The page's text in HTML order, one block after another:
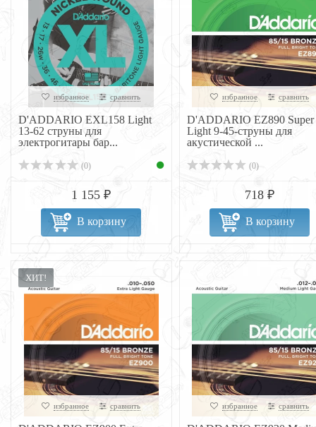
избранное сравнить
D'ADDARIO EXL158 Light
13-62 струны для
электрогитары бар...
(0)
1 155 ₽
В корзину
избранное сравнить
D'ADDARIO EZ890 Super
Light 9-45-струны для
акустической ...
(0)
718 ₽
В корзину
ХИТ!
избранное сравнить избранное сравнить